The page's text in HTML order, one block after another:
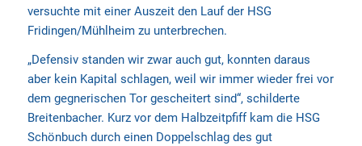
versuchte mit einer Auszeit den Lauf der HSG
Fridingen/Mühlheim zu unterbrechen.
„Defensiv standen wir zwar auch gut, konnten daraus
aber kein Kapital schlagen, weil wir immer wieder frei vor
dem gegnerischen Tor gescheitert sind“, schilderte
Breitenbacher. Kurz vor dem Halbzeitpfiff kam die HSG
Schönbuch durch einen Doppelschlag des gut